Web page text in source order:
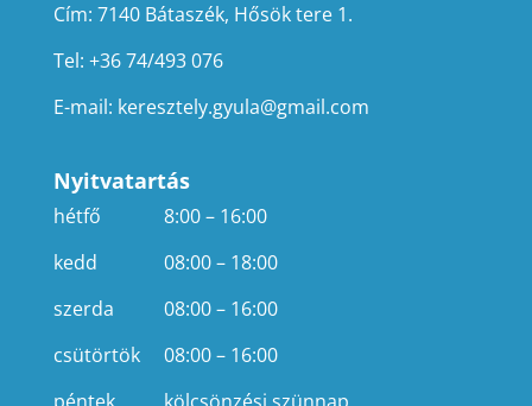
Cím: 7140 Bátaszék, Hősök tere 1.
Tel: +36 74/493 076
E-mail: keresztely.gyula@gmail.com
Nyitvatartás
hétfő
8:00 – 16:00
kedd
08:00 – 18:00
szerda
08:00 – 16:00
csütörtök
08:00 – 16:00